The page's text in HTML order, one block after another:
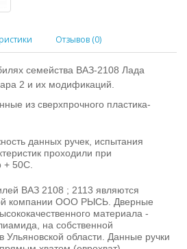
Отзывов (0)
семейства ВАЗ-2108 Лада
2 и их модификаций.
из сверхпрочного пластика-
данных ручек, испытания
проходили при
+ 50С.
ВАЗ 2108 ; 2113 являются
компании ООО РЫСЬ. Дверные
материала -
на собственной
Ульяновской области. Данные ручки